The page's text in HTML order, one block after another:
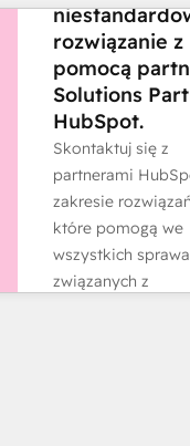
rozwiązanie z
pomocą
Solutions
HubSpot.
Skontaktuj się z
partnerami
zakresie
które pomogą we
wszystkich
związanych z